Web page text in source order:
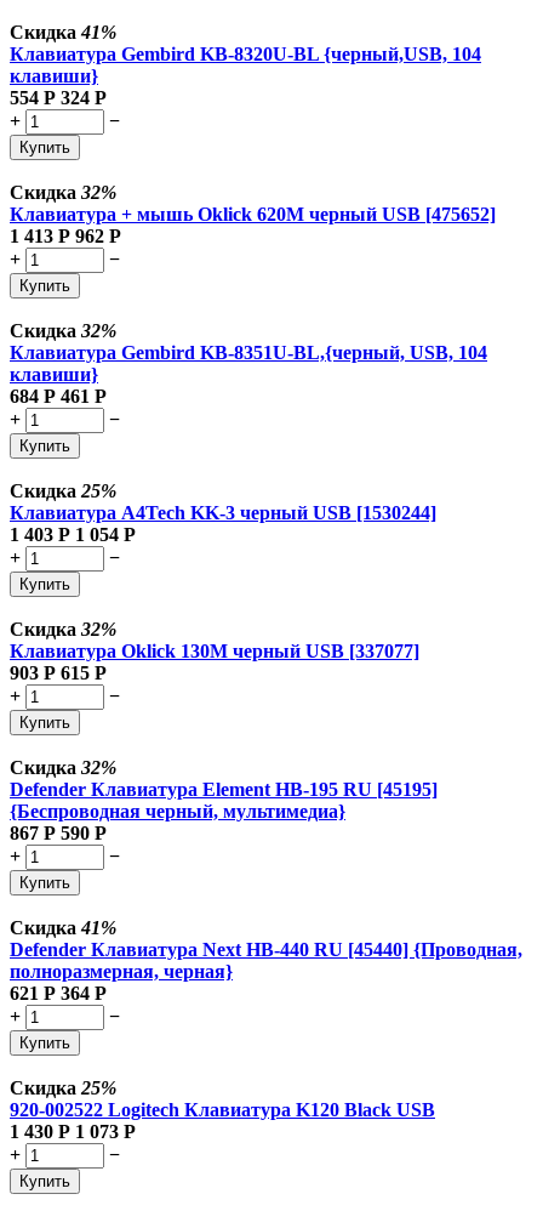
Скидка41%
Клавиатура Gembird KB-8320U-BL {черный,USB, 104
клавиши}
554 Р 324 Р
+
−
Купить
Скидка 32%
Клавиатура + мышь Oklick 620M черный USB [475652]
1 413 Р 962 Р
+
−
Купить
Скидка 32%
Клавиатура Gembird KB-8351U-BL,{черный, USB, 104
клавиши}
684 Р 461 Р
+
−
Купить
Скидка 25%
Клавиатура A4Tech KK-3 черный USB [1530244]
1 403 Р 1 054 Р
+
−
Купить
Скидка 32%
Клавиатура Oklick 130M черный USB [337077]
903 Р 615 Р
+
−
Купить
Скидка 32%
Defender Клавиатура Element HB-195 RU [45195]
{Беспроводная черный, мультимедиа}
867 Р 590 Р
+
−
Купить
Скидка41%
Defender Клавиатура Next HB-440 RU [45440] {Проводная,
полноразмерная, черная}
621 Р 364 Р
+
−
Купить
Скидка 25%
920-002522 Logitech Клавиатура K120 Black USB
1 430 Р 1 073 Р
+
−
Купить